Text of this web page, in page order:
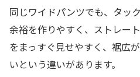
同じワイドパンツでも、タッ
余裕を作りやすく、ストレー
をまっすぐ見せやすく、裾広
いという違いがあります。